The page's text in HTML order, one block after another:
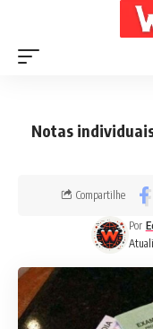
Notas
Por
Compartilhe